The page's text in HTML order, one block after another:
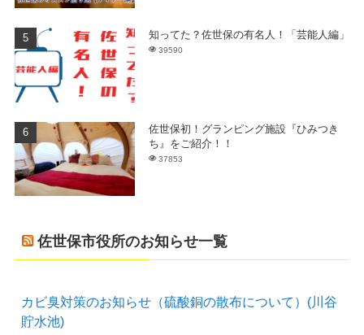
知ってた？佐世保の有名人！「芸能人編」
39590
佐世保初！グランピング施設『ひみつき
ち』をご紹介！！
37853
佐世保市役所のお知らせ一覧
カビ臭対策のお知らせ（硫酸銅の散布について）(川谷
貯水池)